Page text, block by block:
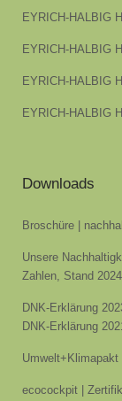
EYRICH-HALBIG
EYRICH-HALBIG
EYRICH-HALBIG
EYRICH-HALBIG
Downloads
Broschüre |
Unsere
Zahlen, Stand 2024
DNK-Erklärung
DNK-Erklärung
ecocockpit |